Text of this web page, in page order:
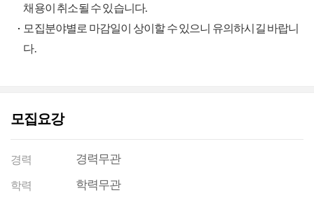
채용이 취소될 수 있습니다.
모집분야별로 마감일이 상이할 수 있으니 유의하시길 바랍니
다.
모집요강
경력 경력무관
학력 학력무관